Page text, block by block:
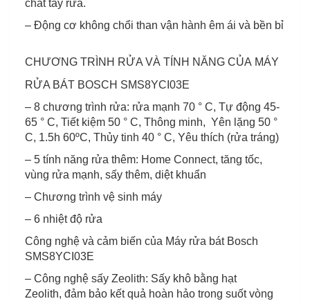
chất tẩy rửa.
– Động cơ không chổi than vận hành êm ái và bền bỉ
CHƯƠNG TRÌNH RỬA VÀ TÍNH NĂNG CỦA MÁY
RỬA BÁT BOSCH SMS8YCI03E
– 8 chương trình rửa: rửa mạnh 70 ° C, Tự động 45-
65 ° C, Tiết kiệm 50 ° C, Thông minh, Yên lặng 50 °
C, 1.5h 60ºC, Thủy tinh 40 ° C, Yêu thích (rửa tráng)
– 5 tính năng rửa thêm: Home Connect, tăng tốc,
vùng rửa mạnh, sấy thêm, diệt khuẩn
– Chương trình vệ sinh máy
– 6 nhiệt độ rửa
Công nghệ và cảm biến của Máy rửa bát Bosch
SMS8YCI03E
– Công nghệ sấy Zeolith: Sấy khô bằng hạt
Zeolith, đảm bảo kết quả hoàn hảo trong suốt vòng